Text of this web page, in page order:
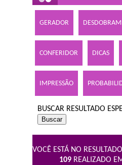
GERADOR
CONFERIDOR DICAS
IMPRESSÃO
BUSCAR RESULTADO
VOCÊ ESTÁ NO
109 REALIZADO